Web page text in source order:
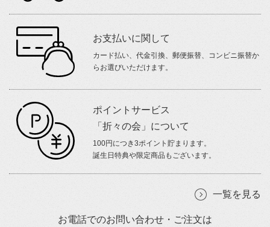
お支払いに関して
カード払い、代金引換、郵便振替、コンビニ振替か
らお選びいただけます。
ポイントサービス
「折々の会」について
100円につき3ポイント貯まります。
誕生日特典や限定商品もございます。
一覧を見る
お電話でのお問い合わせ・ご注文は